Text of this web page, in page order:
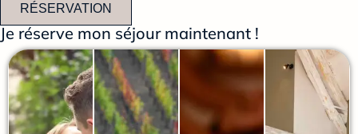
RÉSERVATION
Je réserve mon séjour maintenant !